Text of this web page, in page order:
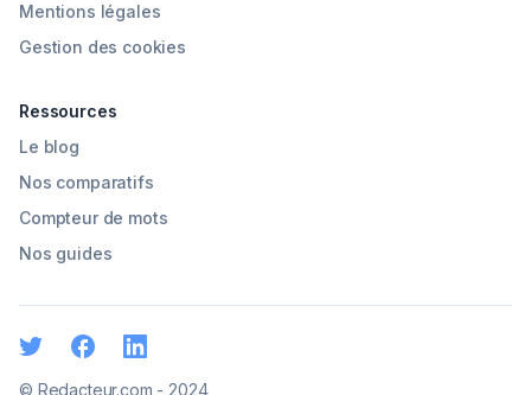
Mentions légales
Gestion des cookies
Ressources
Le blog
Nos comparatifs
Compteur de mots
Nos guides
© Redacteur.com - 2024